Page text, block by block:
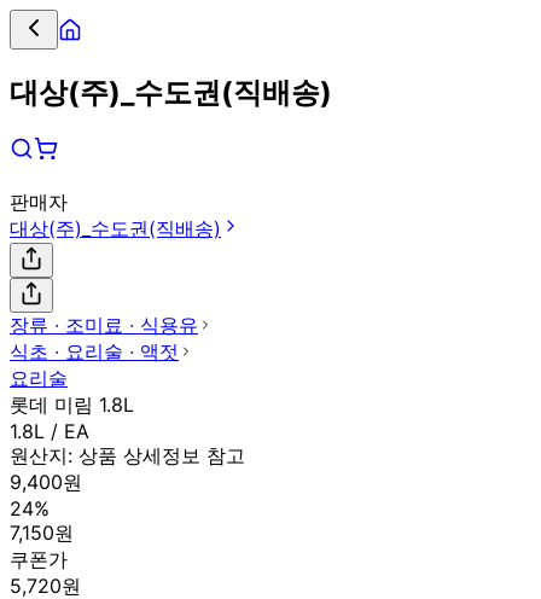
대상(주)_수도권(직배송)
판매자
대상(주)_수도권(직배송)
장류 ∙ 조미료 ∙ 식용유
식초 ∙ 요리술 ∙ 액젓
요리술
롯데 미림 1.8L
1.8L / EA
원산지: 상품 상세정보 참고
9,400원
24%
7,150원
쿠폰가
5,720원